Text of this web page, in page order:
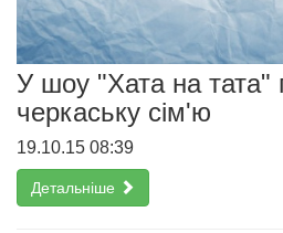
У шоу "Хата на тата"
черкаську сім'ю
19.10.15 08:39
Детальніше